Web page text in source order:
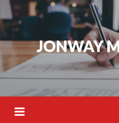
Skip
to
content
JONWAY